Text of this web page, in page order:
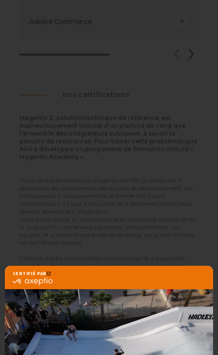
nos certifications
Magento 2, solution technique de référence, est
malheureusement victime d’un plafond de verre que
l’ensemble des intégrateurs subissent, à savoir la
pénurie de ressources. Pour traiter cette problématique
Ati4 a développé un programme de formation intitulé «
Magento Academy ».
Notre centre de formation Magento certifié Qualiopi vise à
développer les compétences des équipes de développement des
entreprises et à nous permettre de former nos futurs
collaborateurs. Il s’agit d’un cursus de 11 semaines (400h) pour
devenir développeur Magento 2.
Nous avons formé 10 apprenants avec un taux de réussite de 90
%. Aujourd’hui, ces développeurs sont venus renforcer nos
équipes, et au bout d’une année de pratique, un grand nombre
est certifié par l’éditeur.
L’éditeur Adobe nous soutient dans ce projet et a également
présenté notre Magento Academy à l’ensemble des acteurs
Magento 2 en France.
Découvrir nos formations